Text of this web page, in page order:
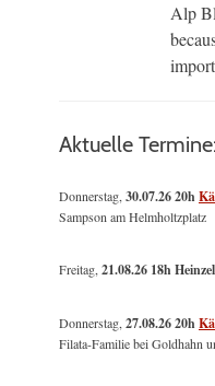
Alp
Aktuelle
Donnerstag,30.07.26 20h
Sampson am Helmholtzplatz
Freitag,21.08.26 18h
Donnerstag,27.08.26 20h
Filata-Familie bei Goldhahn